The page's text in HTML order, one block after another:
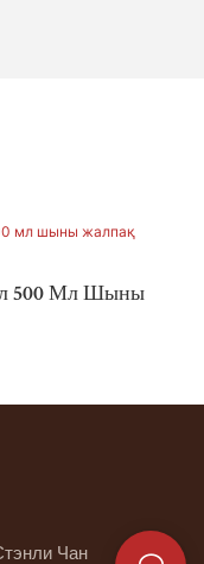
500 Мл Шыны
Чан